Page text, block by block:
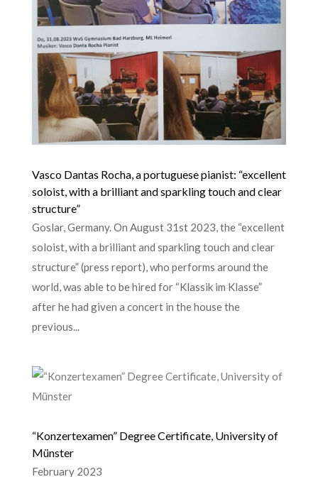
Vasco Dantas Rocha, a portuguese pianist: “excellent
soloist, with a brilliant and sparkling touch and clear
structure”
Goslar, Germany. On August 31st 2023, the “excellent
soloist, with a brilliant and sparkling touch and clear
structure” (press report), who performs around the
world, was able to be hired for “Klassik im Klasse”
after he had given a concert in the house the
previous...
“Konzertexamen” Degree Certificate, University of
Münster
February 2023